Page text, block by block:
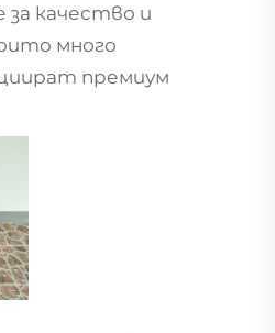
качество и
много
премиум